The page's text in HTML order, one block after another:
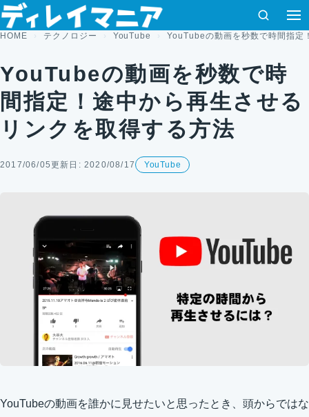
コンテンツへスキップ
検索
HOME テクノロジー YouTube YouTubeの動画を秒数で時間指定
YouTubeの動画を秒数で時
間指定！途中から再生させる
リンクを取得する方法
2017/06/05更新日: 2020/08/17 YouTube
YouTubeの動画を誰かに見せたいと思ったとき、頭からではな